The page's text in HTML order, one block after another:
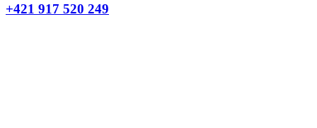
+421 917 520 249